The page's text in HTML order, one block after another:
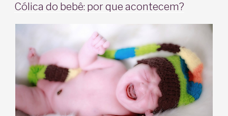
Cólica do bebê: por que acontecem?